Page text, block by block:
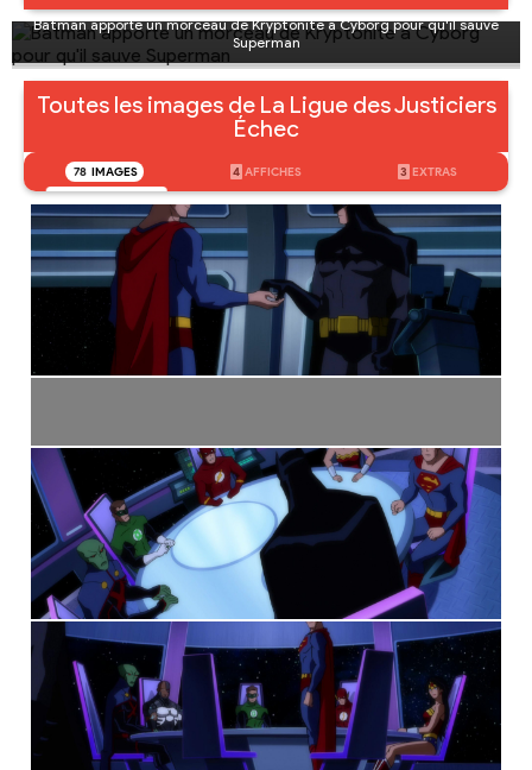
Batman apporte un morceau de Kryptonite à Cyborg pour qu'il sauve
Superman
Toutes les images de La Ligue des Justiciers
Échec
78 IMAGES 4 AFFICHES 3 EXTRAS